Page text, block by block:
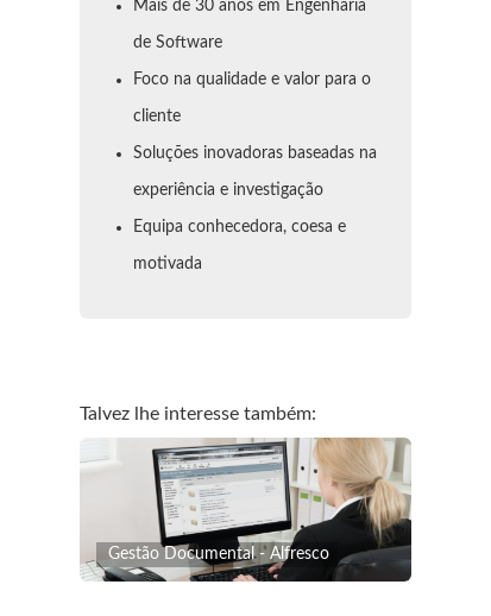
Mais de 30 anos em Engenharia
de Software
Foco na qualidade e valor para o
cliente
Soluções inovadoras baseadas na
experiência e investigação
Equipa conhecedora, coesa e
motivada
Talvez lhe interesse também:
Gestão Documental - Alfresco